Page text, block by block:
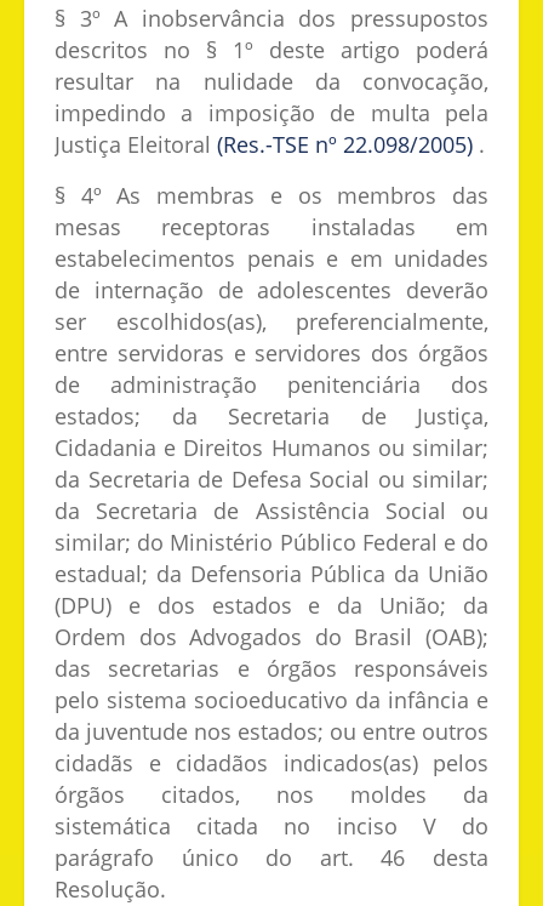
§ 3º A inobservância dos pressupostos
descritos no § 1º deste artigo poderá
resultar na nulidade da convocação,
impedindo a imposição de multa pela
Justiça Eleitoral (Res.-TSE nº 22.098/2005) .
§ 4º As membras e os membros das
mesas receptoras instaladas em
estabelecimentos penais e em unidades
de internação de adolescentes deverão
ser escolhidos(as), preferencialmente,
entre servidoras e servidores dos órgãos
de administração penitenciária dos
estados; da Secretaria de Justiça,
Cidadania e Direitos Humanos ou similar;
da Secretaria de Defesa Social ou similar;
da Secretaria de Assistência Social ou
similar; do Ministério Público Federal e do
estadual; da Defensoria Pública da União
(DPU) e dos estados e da União; da
Ordem dos Advogados do Brasil (OAB);
das secretarias e órgãos responsáveis
pelo sistema socioeducativo da infância e
da juventude nos estados; ou entre outros
cidadãs e cidadãos indicados(as) pelos
órgãos citados, nos moldes da
sistemática citada no inciso V do
parágrafo único do art. 46 desta
Resolução.